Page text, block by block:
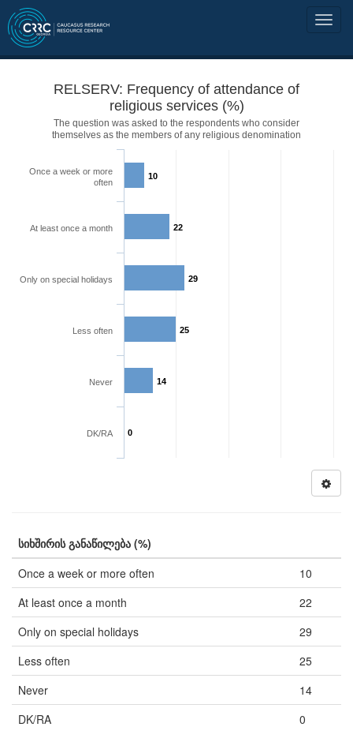
RELSERV: Frequency of attendance of
religious services (%)
The question was asked to the respondents who consider
themselves as the members of any religious denomination
10
22
29
25
14
0
Once a week or more
often
At least once a month
Only on special holidays
Less often
Never
DK/RA
სიხშირის განაწილება (%)
Once a week or more often
10
At least once a month
22
Only on special holidays
29
Less often
25
Never
14
DK/RA
0